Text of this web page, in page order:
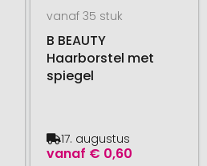
vanaf 35 stuk
B BEAUTY
Haarborstel met
spiegel
vanaf € 0,60
17. augustus